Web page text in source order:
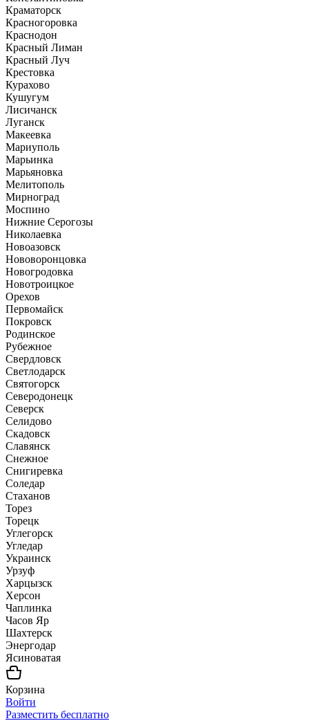
Краматорск
Красногоровка
Краснодон
Красный Лиман
Красный Луч
Крестовка
Курахово
Кушугум
Лисичанск
Луганск
Макеевка
Мариуполь
Марьинка
Марьяновка
Мелитополь
Мирноград
Моспино
Нижние Серогозы
Николаевка
Новоазовск
Нововоронцовка
Новогродовка
Новотроицкое
Орехов
Первомайск
Покровск
Родинское
Рубежное
Свердловск
Светлодарск
Святогорск
Северодонецк
Северск
Селидово
Скадовск
Славянск
Снежное
Снигиревка
Соледар
Стаханов
Торез
Торецк
Углегорск
Угледар
Украинск
Урзуф
Харцызск
Херсон
Чаплинка
Часов Яр
Шахтерск
Энергодар
Ясиноватая
Корзина
Войти
Разместить бесплатно